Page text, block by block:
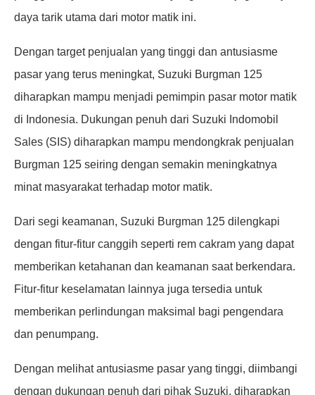
daya tarik utama dari motor matik ini.
Dengan target penjualan yang tinggi dan antusiasme
pasar yang terus meningkat, Suzuki Burgman 125
diharapkan mampu menjadi pemimpin pasar motor matik
di Indonesia. Dukungan penuh dari Suzuki Indomobil
Sales (SIS) diharapkan mampu mendongkrak penjualan
Burgman 125 seiring dengan semakin meningkatnya
minat masyarakat terhadap motor matik.
Dari segi keamanan, Suzuki Burgman 125 dilengkapi
dengan fitur-fitur canggih seperti rem cakram yang dapat
memberikan ketahanan dan keamanan saat berkendara.
Fitur-fitur keselamatan lainnya juga tersedia untuk
memberikan perlindungan maksimal bagi pengendara
dan penumpang.
Dengan melihat antusiasme pasar yang tinggi, diimbangi
dengan dukungan penuh dari pihak Suzuki, diharapkan